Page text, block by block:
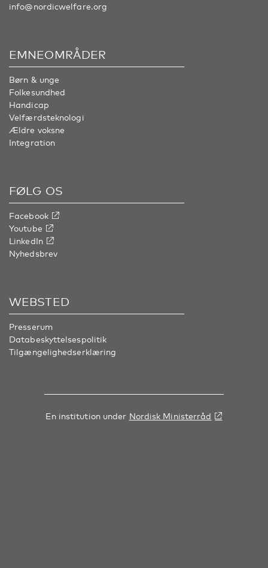
info@nordicwelfare.org
EMNEOMRÅDER
Børn & unge
Folkesundhed
Handicap
Velfærdsteknologi
Ældre voksne
Integration
FØLG OS
Facebook
Youtube
LinkedIn
Nyhedsbrev
WEBSTED
Presserum
Databeskyttelsespolitik
Tilgængelighedserklæring
En institution under Nordisk Ministerråd